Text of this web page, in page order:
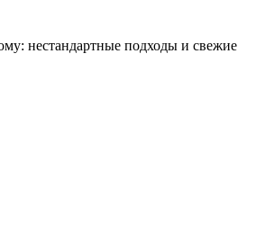
нестандартные подходы и свежие